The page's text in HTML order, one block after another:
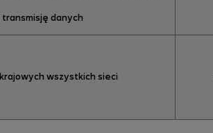
danych
wszystkich sieci